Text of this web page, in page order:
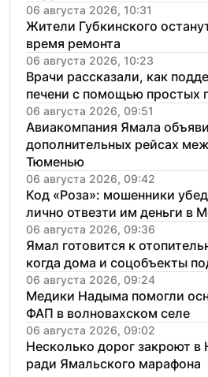
06 августа 2026, 10:31
Жители Губкинского
время ремонта
06 августа 2026, 10:23
Врачи рассказали, как
печени с помощью простых
06 августа 2026, 09:51
Авиакомпания Ямала
дополнительных рейсах
Тюменью
06 августа 2026, 09:42
Код «Роза»: мошенники
лично отвезти им деньги в
06 августа 2026, 09:36
Ямал готовится к
когда дома и соцобъекты
06 августа 2026, 09:24
Медики Надыма помогли
ФАП в волновахском селе
06 августа 2026, 09:02
Несколько дорог закроют в
ради Ямальского марафона